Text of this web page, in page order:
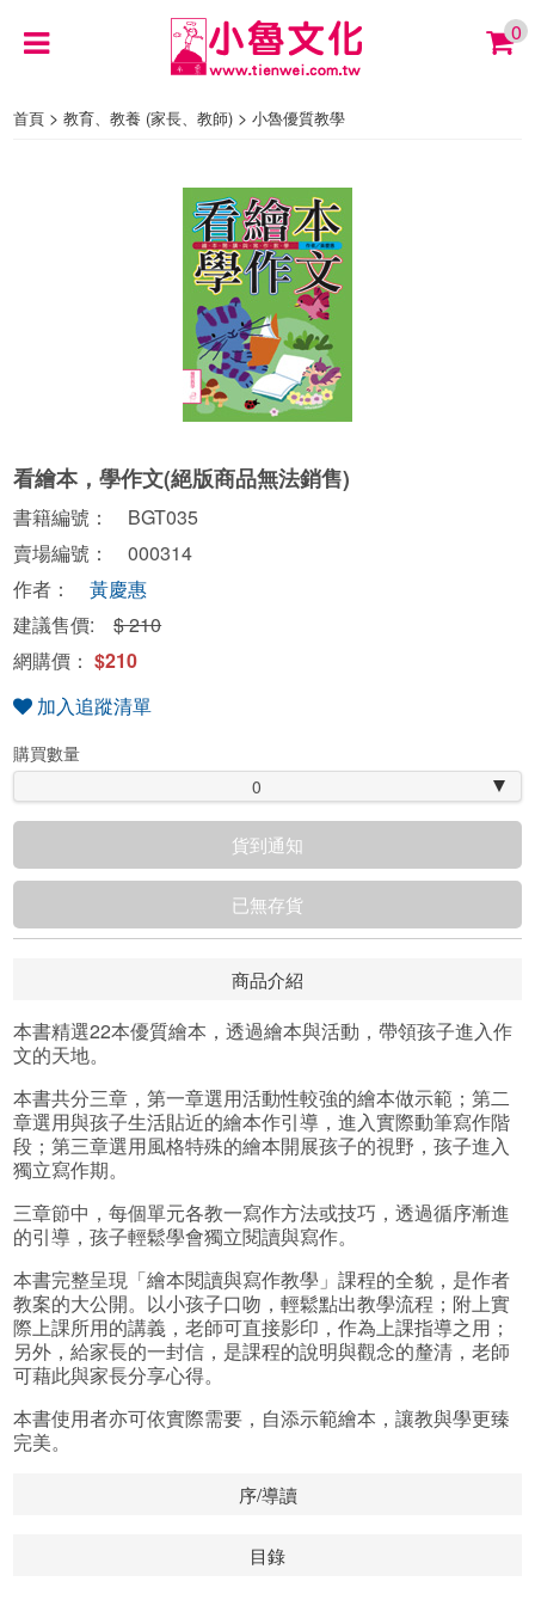
0
首頁 >教育、教養 (家長、教師) >小魯優質教學
看繪本，學作文(絕版商品無法銷售)
書籍編號： BGT035
賣場編號： 000314
作者：黃慶惠
建議售價:$ 210
網購價：$210
加入追蹤清單
購買數量
0
貨到通知
已無存貨
商品介紹
本書精選22本優質繪本，透過繪本與活動，帶領孩子進入作
文的天地。
本書共分三章，第一章選用活動性較強的繪本做示範；第二
章選用與孩子生活貼近的繪本作引導，進入實際動筆寫作階
段；第三章選用風格特殊的繪本開展孩子的視野，孩子進入
獨立寫作期。
三章節中，每個單元各教一寫作方法或技巧，透過循序漸進
的引導，孩子輕鬆學會獨立閱讀與寫作。
本書完整呈現「繪本閱讀與寫作教學」課程的全貌，是作者
教案的大公開。以小孩子口吻，輕鬆點出教學流程；附上實
際上課所用的講義，老師可直接影印，作為上課指導之用；
另外，給家長的一封信，是課程的說明與觀念的釐清，老師
可藉此與家長分享心得。
本書使用者亦可依實際需要，自添示範繪本，讓教與學更臻
完美。
序/導讀
目錄